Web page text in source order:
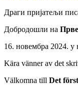
Драги пријатељи
Добродошли на
16. новембра 2024.
Kära vänner av det
Välkomna till Det